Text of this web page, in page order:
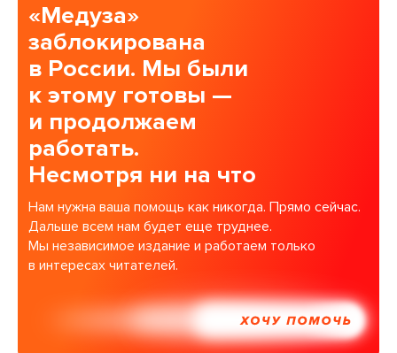
«Медуза»
заблокирована
в России. Мы были
к этому готовы —
и продолжаем
работать.
Несмотря ни на что
Нам нужна ваша помощь как никогда. Прямо сейчас.
Дальше всем нам будет еще труднее.
Мы независимое издание и работаем только
в интересах читателей.
ХОЧУ ПОМОЧЬ